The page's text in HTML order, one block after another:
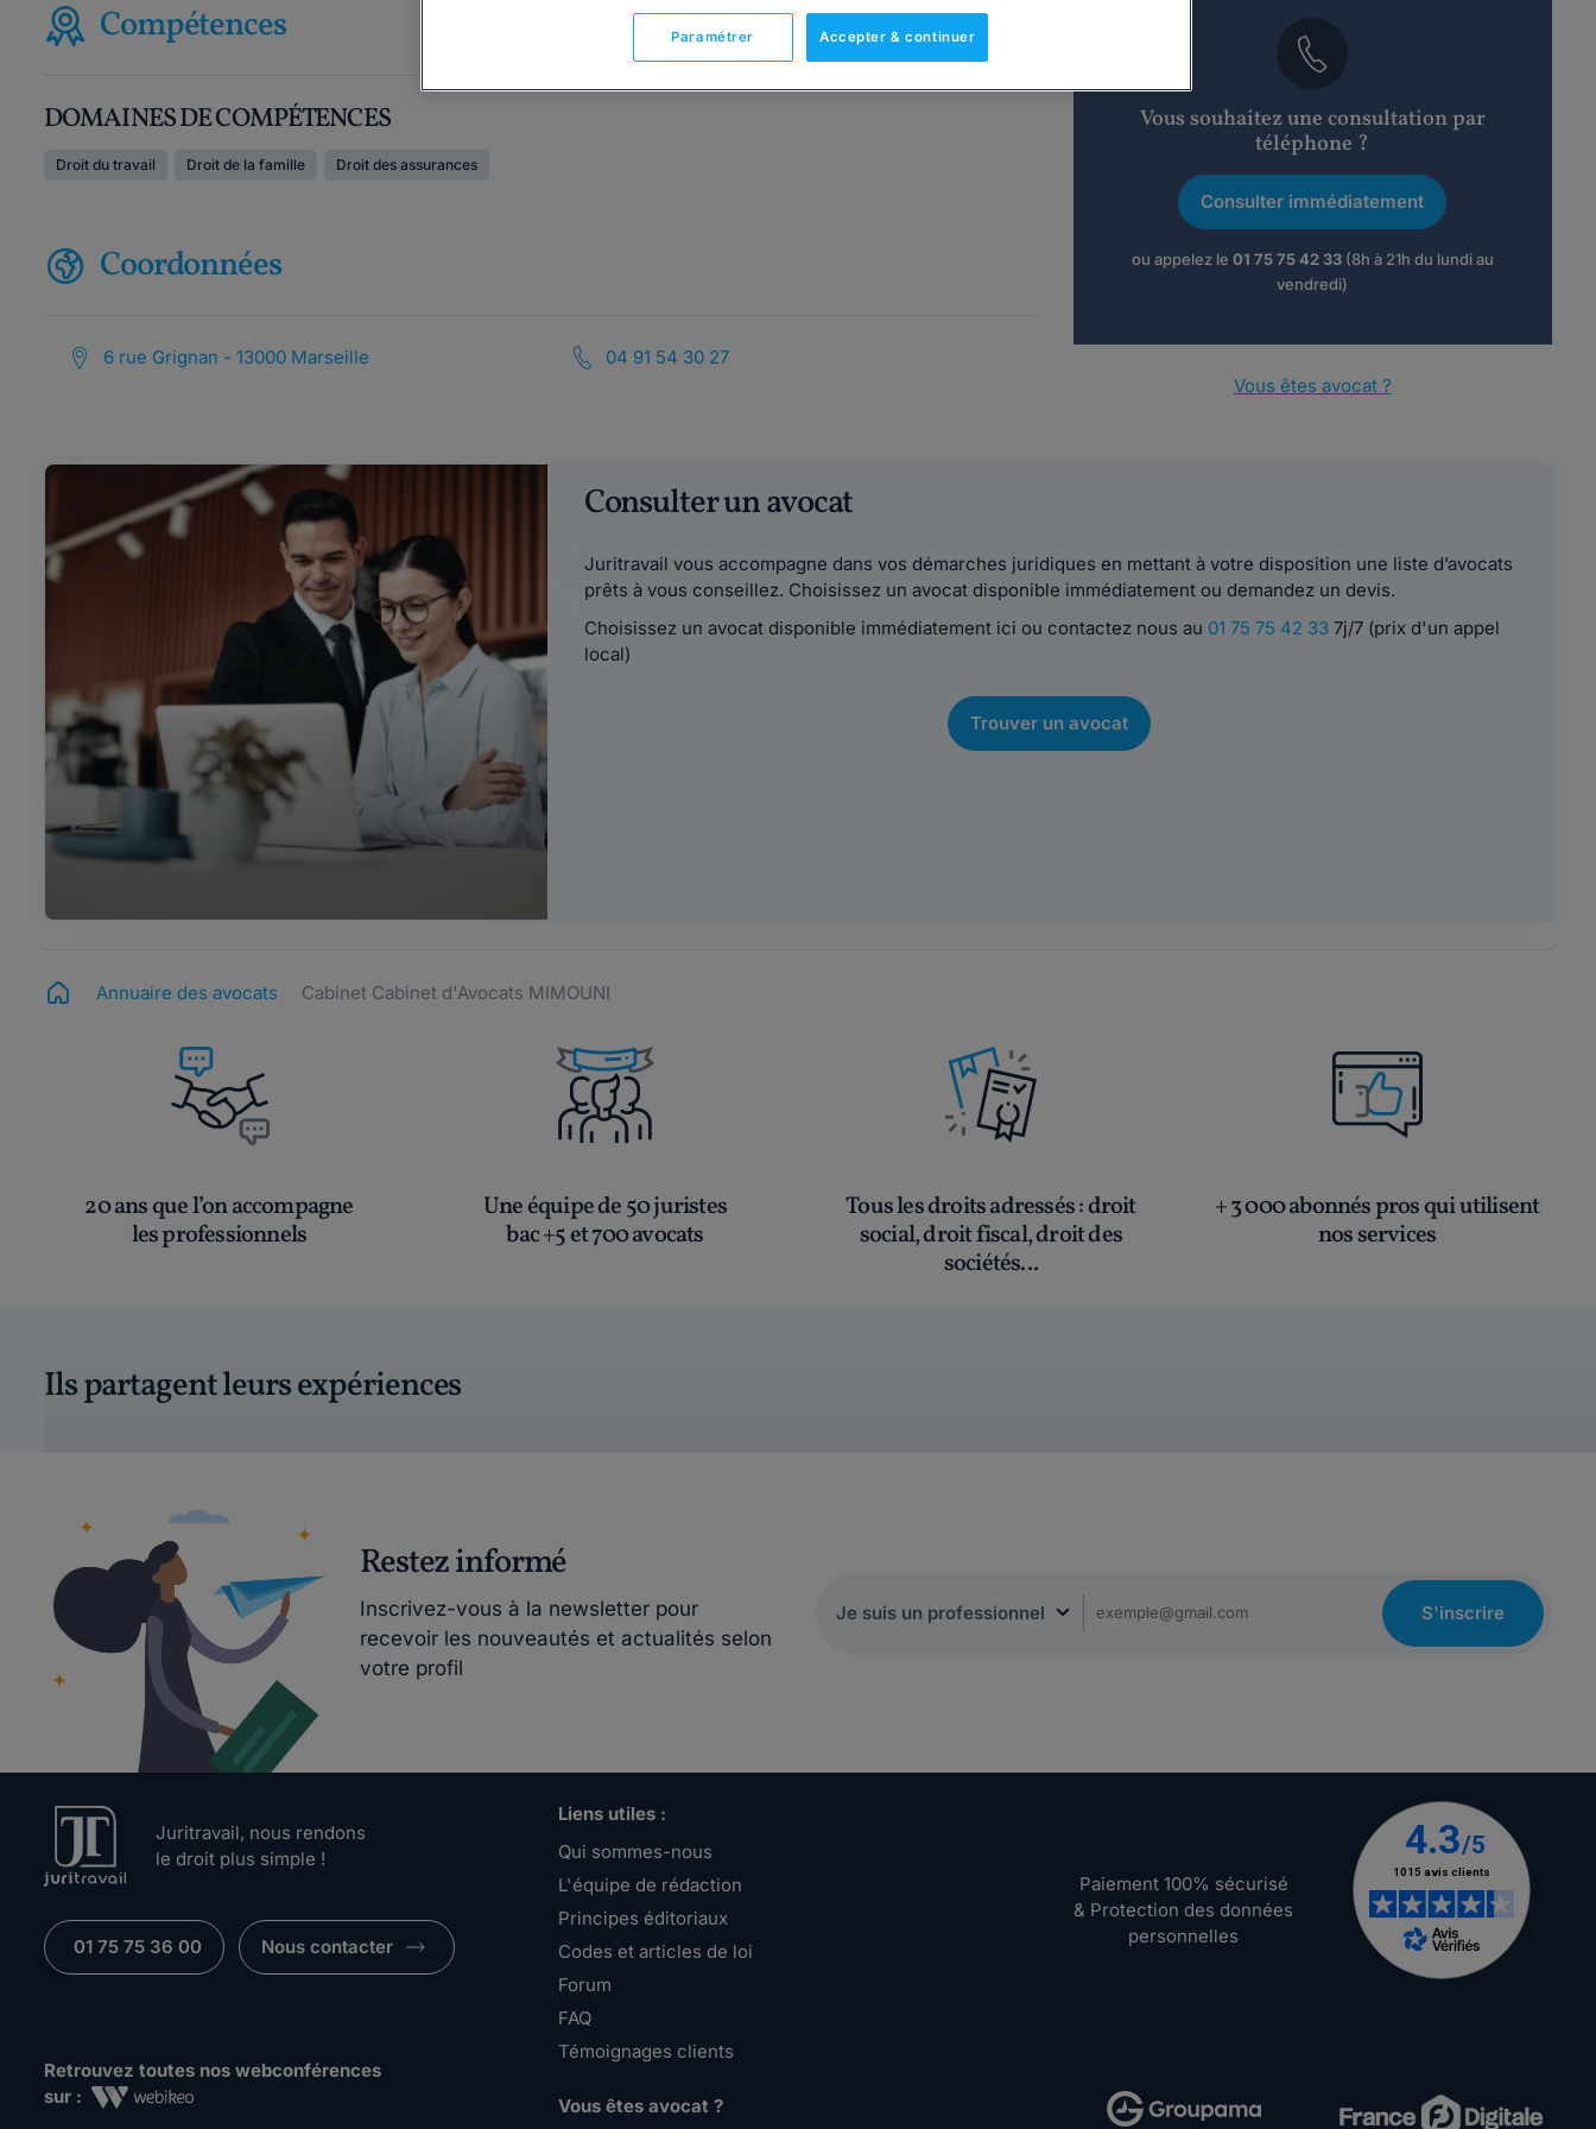
Compétences
DOMAINES DE COMPÉTENCES
Droit du travail Droit de la famille Droit des assurances
Coordonnées
6 rue Grignan - 13000 Marseille 04 91 54 30 27
Vous souhaitez une consultation par
téléphone ?
Consulter immédiatement
ou appelez le 01 75 75 42 33(8h à 21h du lundi au
vendredi)
Vous êtes avocat ?
Consulter un avocat
Juritravail vous accompagne dans vos démarches juridiques en mettant à votre disposition une liste d’avocats
prêts à vous conseillez. Choisissez un avocat disponible immédiatement ou demandez un devis.
Choisissez un avocat disponible immédiatement ici ou contactez nous au 01 75 75 42 337j/7 (prix d'un appel
local)
Trouver un avocat
Annuaire des avocats Cabinet Cabinet d'Avocats MIMOUNI
20 ans que l’on accompagne
les professionnels
Une équipe de 50 juristes
bac +5 et 700 avocats
Tous les droits adressés: droit
social, droit fiscal, droit des
sociétés...
+ 3 000 abonnés pros qui utilisent
nos services
Ils partagent leurs expériences
Restez informé
Inscrivez-vous à la newsletter pour
recevoir les nouveautés et actualités selon
votre profil
S'inscrire
Juritravail, nous rendons
le droit plus simple !
01 75 75 36 00 Nous contacter
Retrouvez toutes nos webconférences
sur :
Liens utiles :
Qui sommes-nous
L'équipe de rédaction
Principes éditoriaux
Codes et articles de loi
Forum
FAQ
Témoignages clients
Vous êtes avocat ?
Paiement 100% sécurisé
& Protection des données
personnelles
Accepter & continuer
Paramétrer